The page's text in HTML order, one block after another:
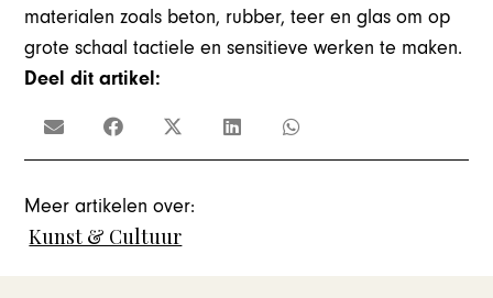
materialen zoals beton, rubber, teer en glas om op
grote schaal tactiele en sensitieve werken te maken.
Deel dit artikel:
Meer artikelen over:
Kunst & Cultuur